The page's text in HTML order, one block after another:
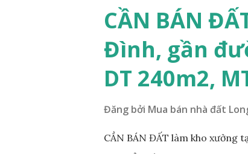
tương lai sẽ rất đẹp, lý tưởng
diện tích: 86m2, mặt tiền 5m,
lý: sổ đỏ chính chủ; * Giá bán:
Mr Cường, Tel: 0984999007...
CẦN BÁN
Đình, gần
DT 240m2,
Đăng bởi Mua bán nhà đất
CẦN BÁN ĐẤT làm kho xưởng